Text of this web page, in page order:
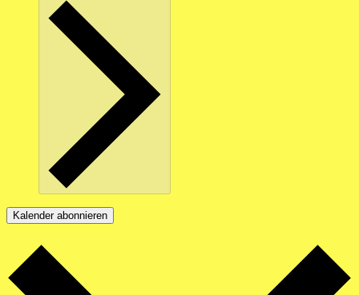
Kalender abonnieren